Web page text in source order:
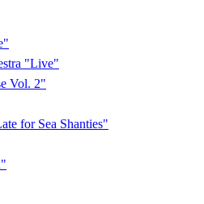
"Live"
Vol. 2"
for Sea Shanties"